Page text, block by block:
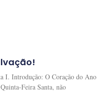
I. Introdução: O Coração do Ano
Feira Santa, não